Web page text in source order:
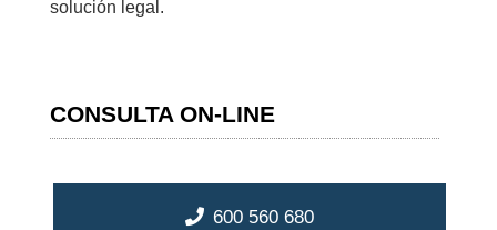
solución legal.
CONSULTA ON-LINE
600 560 680